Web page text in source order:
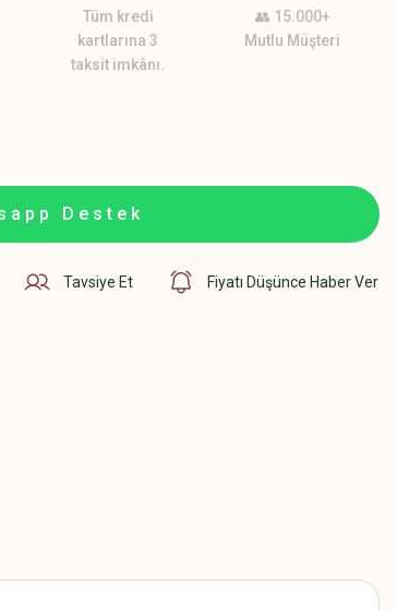
Tüm kredi
kartlarına 3
taksit imkânı.
👥 15.000+
Mutlu Müşteri
Destek
Tavsiye Et Fiyatı Düşünce Haber Ver